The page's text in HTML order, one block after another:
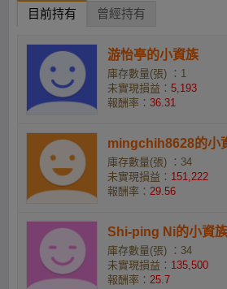
目前持有 曾經持有
游怡亭的小資族
庫存數量(張) ：1
未實現損益： 5,193
報酬率： 36.31
mingchih8628的小
庫存數量(張) ：34
未實現損益： 151,222
報酬率： 29.56
Shi-ping Ni的小資族
庫存數量(張) ：34
未實現損益： 135,500
報酬率： 25.7